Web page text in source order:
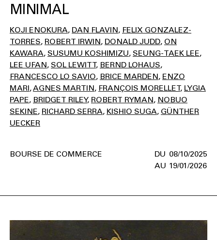
MINIMAL
KOJI ENOKURA DAN FLAVIN FELIX GONZALEZ-
TORRES ROBERT IRWIN DONALD JUDD ON
KAWARA SUSUMU KOSHIMIZU SEUNG-TAEK LEE
LEE UFAN SOL LEWITT BERND LOHAUS
FRANCESCO LO SAVIO BRICE MARDEN ENZO
MARI AGNES MARTIN FRANÇOIS MORELLET LYGIA
PAPE BRIDGET RILEY ROBERT RYMAN NOBUO
SEKINE RICHARD SERRA KISHIO SUGA GÜNTHER
UECKER
08/10/2025
19/01/2026
BOURSE DE COMMERCE